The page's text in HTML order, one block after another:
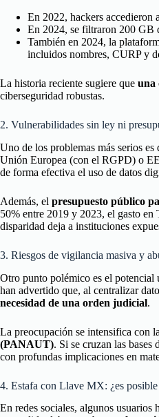
En 2022, hackers accedieron
En 2024, se filtraron 200 GB
También en 2024, la
incluidos nombres, CURP y
La historia reciente sugiere que una
ciberseguridad robustas.
2. Vulnerabilidades sin ley ni
Uno de los problemas más serios
Unión Europea (con el RGPD) o
de forma efectiva el uso de datos
Además, el presupuesto público
50% entre 2019 y 2023, el gasto
disparidad deja a instituciones
3. Riesgos de vigilancia masiva y
Otro punto polémico es el
han advertido que, al centralizar
necesidad de una orden judicial.
La preocupación se intensifica con
(PANAUT). Si se cruzan las
con profundas implicaciones en
4. Estafa con Llave MX: ¿es
En redes sociales, algunos usuarios